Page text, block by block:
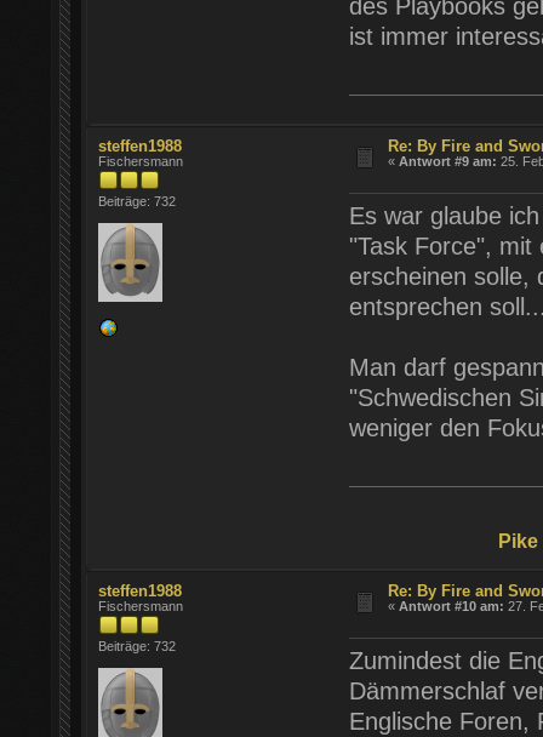
des Playbooks
ist immer
steffen1988
Fischersmann
Beiträge: 732
Re: By Fire and
«Antwort #9 am: 25.
Es war glaube
"Task Force",
erscheinen solle,
entsprechen
Man darf
"Schwedischen
weniger den
Pike
steffen1988
Fischersmann
Beiträge: 732
Re: By Fire and
«Antwort #10 am: 27.
Zumindest die
Dämmerschlaf
Englische Foren,